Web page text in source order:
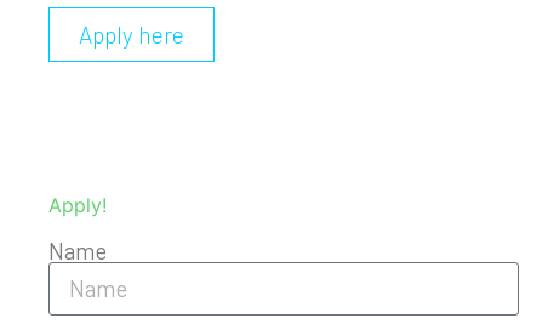
Apply here
Apply!
Name